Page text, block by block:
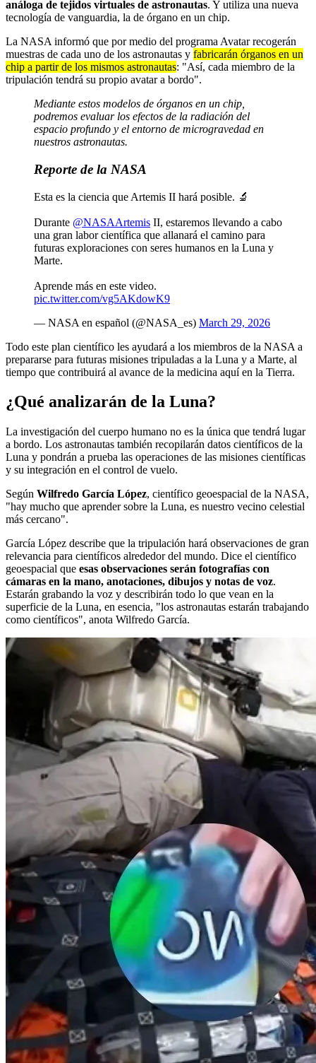
análoga de tejidos virtuales de astronautas. Y utiliza una nueva
tecnología de vanguardia, la de órgano en un chip.
La NASA informó que por medio del programa Avatar recogerán
muestras de cada uno de los astronautas y fabricarán órganos en un
chip a partir de los mismos astronautas: "Así, cada miembro de la
tripulación tendrá su propio avatar a bordo".
Mediante estos modelos de órganos en un chip,
podremos evaluar los efectos de la radiación del
espacio profundo y el entorno de microgravedad en
nuestros astronautas.
Reporte de la NASA
Esta es la ciencia que Artemis II hará posible. 🔬
Durante @NASAArtemis II, estaremos llevando a cabo
una gran labor científica que allanará el camino para
futuras exploraciones con seres humanos en la Luna y
Marte.
Aprende más en este video.
pic.twitter.com/vg5AKdowK9
— NASA en español (@NASA_es) March 29, 2026
Todo este plan científico les ayudará a los miembros de la NASA a
prepararse para futuras misiones tripuladas a la Luna y a Marte, al
tiempo que contribuirá al avance de la medicina aquí en la Tierra.
¿Qué analizarán de la Luna?
La investigación del cuerpo humano no es la única que tendrá lugar
a bordo. Los astronautas también recopilarán datos científicos de la
Luna y pondrán a prueba las operaciones de las misiones científicas
y su integración en el control de vuelo.
Según Wilfredo García López, científico geoespacial de la NASA,
"hay mucho que aprender sobre la Luna, es nuestro vecino celestial
más cercano".
García López describe que la tripulación hará observaciones de gran
relevancia para científicos alrededor del mundo. Dice el científico
geoespacial que esas observaciones serán fotografías con
cámaras en la mano, anotaciones, dibujos y notas de voz.
Estarán grabando la voz y describirán todo lo que vean en la
superficie de la Luna, en esencia, "los astronautas estarán trabajando
como científicos", anota Wilfredo García.